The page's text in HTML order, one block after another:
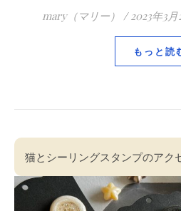
mary（マリー） / 2023年3
もっと読
猫とシーリングスタンプのアク